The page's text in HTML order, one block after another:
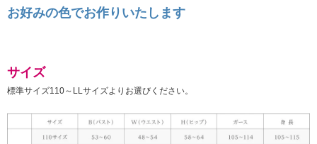
お好みの色でお作りいたします
サイズ
標準サイズ110～LLサイズよりお選びください。